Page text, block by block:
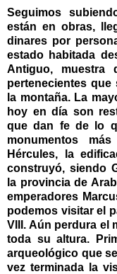
Seguimos
están en obras,
dinares por
estado habitada
Antiguo, muestra
pertenecientes
la montaña. La
hoy en día son
que dan fe de lo
monumentos
Hércules, la
construyó, siendo
la provincia de
emperadores
podemos visitar el
VIII. Aún perdura el
toda su altura.
arqueológico que
vez terminada la